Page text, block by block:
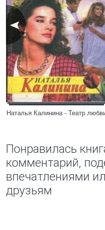
Наталья Калинина - Театр
Понравилась
комментарий,
впечатлениями
друзьям